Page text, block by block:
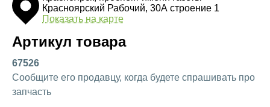
Красноярский Рабочий, 30А строение 1
Показать на карте
Артикул товара
67526
Сообщите его продавцу, когда будете спрашивать про
запчасть